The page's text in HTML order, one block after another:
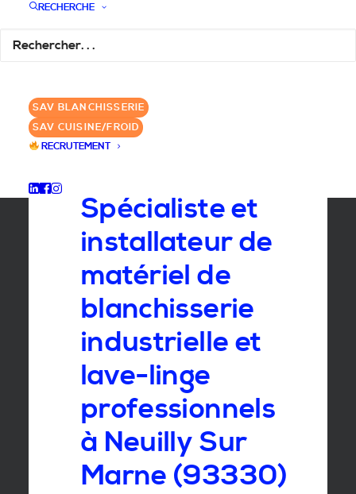
RECHERCHE
SAV BLANCHISSERIE
SAV CUISINE/FROID
RECRUTEMENT
votre projet de blanchisserie intégrée!
✆ 09 78 083 083
Spécialiste et
installateur de
matériel de
blanchisserie
industrielle et
lave-linge
professionnels
à Neuilly Sur
Marne (93330)